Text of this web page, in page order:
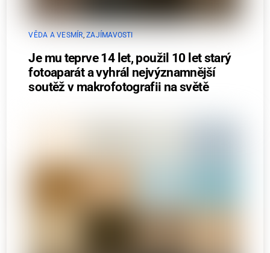
VĚDA A VESMÍR ,ZAJÍMAVOSTI
Je mu teprve 14 let, použil 10 let starý
fotoaparát a vyhrál nejvýznamnější
soutěž v makrofotografii na světě